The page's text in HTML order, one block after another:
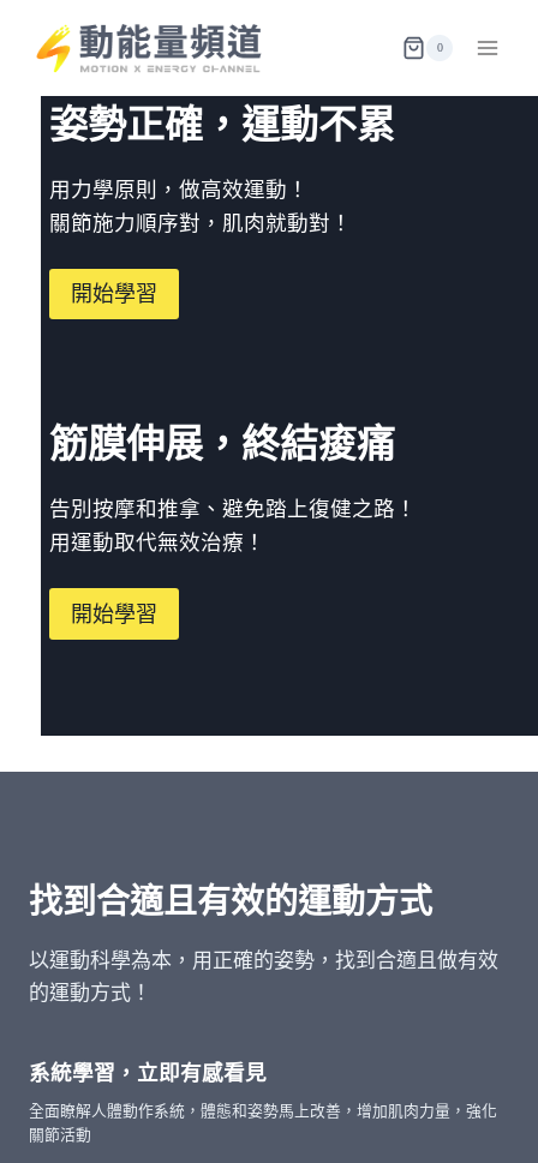
content
0
姿勢正確，運動不累
用力學原則，做高效運動！
關節施力順序對，肌肉就動對！
開始學習
筋膜伸展，終結痠痛
告別按摩和推拿、避免踏上復健之路！
用運動取代無效治療！
開始學習
找到合適且有效的運動方式
以運動科學為本，用正確的姿勢，找到合適且做有效
的運動方式！
系統學習，立即有感看見
全面瞭解人體動作系統，體態和姿勢馬上改善，增加肌肉力量，強化
關節活動